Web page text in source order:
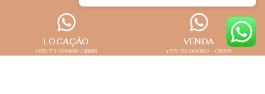
LOCAÇÃO
+55 73 99968-0888
VENDA
+55 73 99982 - 0888